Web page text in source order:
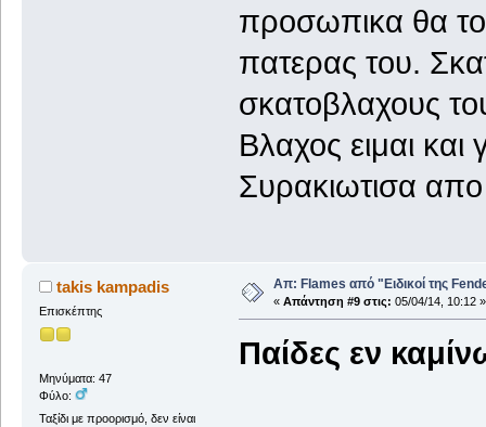
προσωπικα θα το
πατερας του.
σκατοβλαχους
Βλαχος ειμαι
Συρακιωτισα
takis kampadis
Επισκέπτης
Μηνύματα: 47
Φύλο:
Ταξίδι με προορισμό, δεν είναι
Απ: Flames από "Ειδικοί της
« Απάντηση #9 στις: 05/04/14, 10:12 »
Παίδες εν